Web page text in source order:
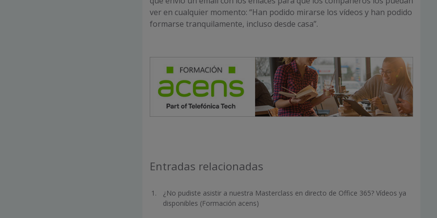
ver en cualquier momento: “Han podido mirarse los vídeos y han podido
formarse tranquilamente, incluso desde casa”.
Entradas relacionadas
¿No pudiste asistir a nuestra Masterclass en directo de Office 365? Vídeos ya
disponibles (Formación acens)